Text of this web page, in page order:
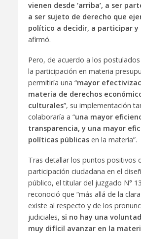
vienen desde ‘arriba’, a ser
a ser sujeto de derecho que
político a decidir, a participar y
afirmó.
Pero, de acuerdo a los
la participación en materia
permitiría una “mayor
materia de derechos
culturales”, su implementación
colaboraría a “una mayor
transparencia, y una mayor
políticas públicasen la materia”.
Tras detallar los puntos positivos
participación ciudadana en el
público, el titular del juzgado N°
reconoció que “más allá de la
existe al respecto y de los
judiciales, si no hay una
muy difícil avanzar en la